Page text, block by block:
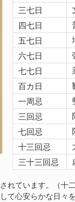
三七日
四七日
五七日
六七日
七七日
百カ日
一周忌
三回忌
七回忌
十三回忌
三十三回忌
れています。（十
て心安らかな日々